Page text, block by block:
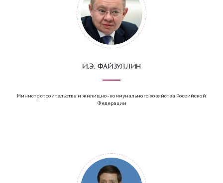
И.Э. Файзуллин
Министр строительства и жилищно-коммунального хозяйства Российской
Федерации